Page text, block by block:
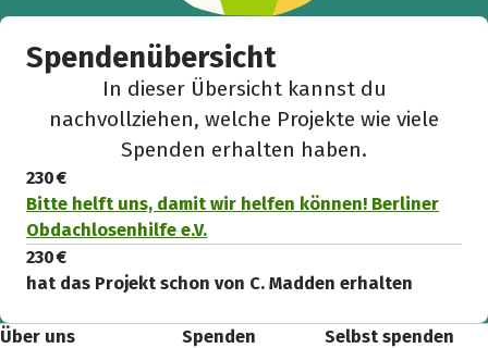
Spendenübersicht
In dieser Übersicht kannst du
nachvollziehen, welche Projekte wie viele
Spenden erhalten haben.
230 €
Bitte helft uns, damit wir helfen können! Berliner
Obdachlosenhilfe e.V.
230 €
hat das Projekt schon von C. Madden erhalten
Über uns
Spenden
Selbst spenden